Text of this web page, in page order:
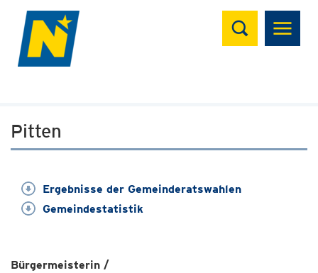
Suchen
Pitten
Ergebnisse der Gemeinderatswahlen
Gemeindestatistik
Bürgermeisterin /